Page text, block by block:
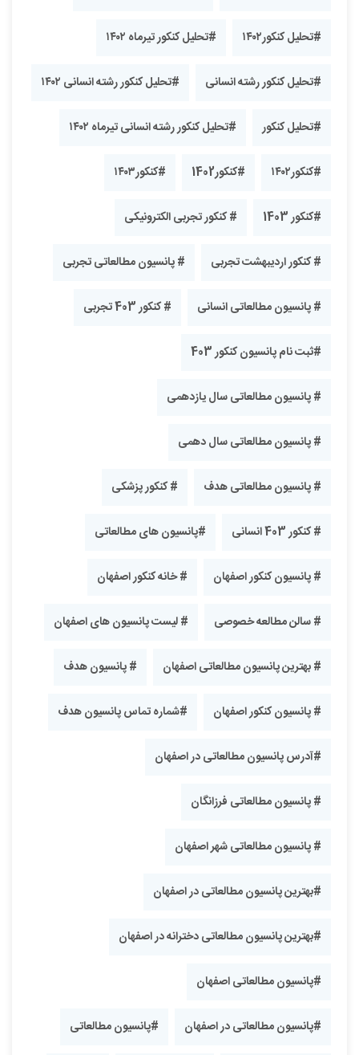
#تحلیل کنکور۱۴۰۲ #تحلیل کنکور تیرماه ۱۴۰۲
#تحلیل کنکور رشته انسانی #تحلیل کنکور رشته انسانی ۱۴۰۲
#تحلیل کنکور #تحلیل کنکور رشته انسانی تیرماه ۱۴۰۲
#کنکور۱۴۰۲ #کنکور1402 #کنکور۱۴۰۳
#کنکور 1403 # کنکور تجربی الکترونیکی
# کنکور اردیبهشت تجربی # پانسیون مطالعاتی تجربی
# پانسیون مطالعاتی انسانی # کنکور 403 تجربی
#ثبت نام پانسیون کنکور 403
# پانسیون مطالعاتی سال یازدهمی
# پانسیون مطالعاتی سال دهمی
# پانسیون مطالعاتی هدف # کنکور پزشکی
# کنکور 403 انسانی #پانسیون های مطالعاتی
# پانسیون کنکور اصفهان # خانه کنکور اصفهان
# سالن مطالعه خصوصی # لیست پانسیون های اصفهان
# بهترین پانسیون مطالعاتی اصفهان # پانسیون هدف
# پانسیون کنکور اصفهان #شماره تماس پانسیون هدف
#آدرس پانسیون مطالعاتی در اصفهان
# پانسیون مطالعاتی فرزانگان
# پانسیون مطالعاتی شهر اصفهان
#بهترین پانسیون مطالعاتی در اصفهان
#بهترین پانسیون مطالعاتی دخترانه در اصفهان
#پانسیون مطالعاتی اصفهان
#پانسیون مطالعاتی در اصفهان #پانسیون مطالعاتی